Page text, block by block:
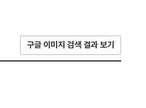
구글 이미지 검색 결과 보기